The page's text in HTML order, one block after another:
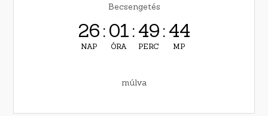
Becsengetés
26
NAP
:01
ÓRA
:49
PERC
:43
MP
múlva